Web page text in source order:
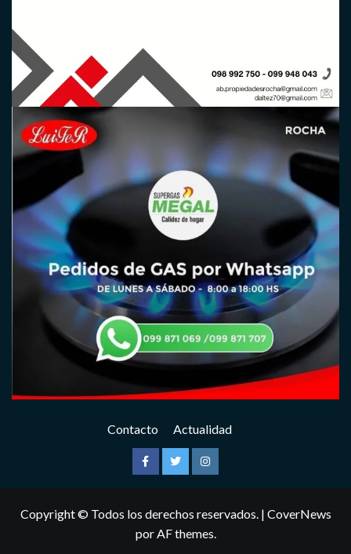
Contacto Actualidad
FacebookTwitterInstagram
Copyright © Todos los derechos reservados. | CoverNews
por AF themes.